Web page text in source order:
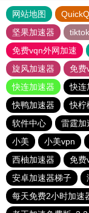
网站地图 QuickQ
坚果加速器
免费vqn外网加速
旋风加速器
免费
快连加速器
快连
快鸭加速器
快柠
软件中心
雷霆加
小美
小美vpn
西柚加速器
免费
安卓加速器梯子
每天免费2小时加速